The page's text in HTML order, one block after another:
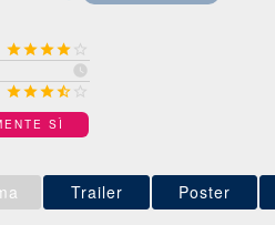
 

 
SÌ
Trailer Poster